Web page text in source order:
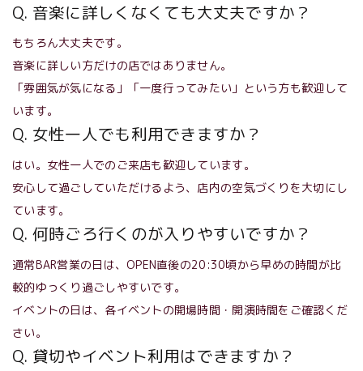
Q. 音楽に詳しくなくても大丈夫ですか？
もちろん大丈夫です。
音楽に詳しい方だけの店ではありません。
「雰囲気が気になる」「一度行ってみたい」という方も歓迎して
います。
Q. 女性一人でも利用できますか？
はい。女性一人でのご来店も歓迎しています。
安心して過ごしていただけるよう、店内の空気づくりを大切にし
ています。
Q. 何時ごろ行くのが入りやすいですか？
通常BAR営業の日は、OPEN直後の20:30頃から早めの時間が比
較的ゆっくり過ごしやすいです。
イベントの日は、各イベントの開場時間・開演時間をご確認くだ
さい。
Q. 貸切やイベント利用はできますか？